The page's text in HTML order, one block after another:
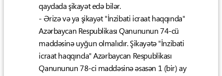
qaydada şikayət edə bilər.
- Ərizə və ya şikayət "İnzibati icraat haqqında"
Azərbaycan Respublikası Qanununun 74-cü
maddəsinə uyğun olmalıdır. Şikayətə "İnzibati
icraat haqqında" Azərbaycan Respublikası
Qanununun 78-ci maddəsinə əsasən 1 (bir) ay